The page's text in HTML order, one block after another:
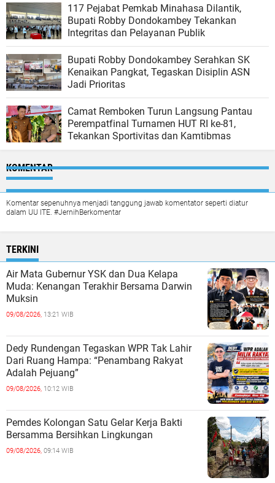
117 Pejabat Pemkab Minahasa Dilantik,
Bupati Robby Dondokambey Tekankan
Integritas dan Pelayanan Publik
Bupati Robby Dondokambey Serahkan SK
Kenaikan Pangkat, Tegaskan Disiplin ASN
Jadi Prioritas
Camat Remboken Turun Langsung Pantau
Perempatfinal Turnamen HUT RI ke-81,
Tekankan Sportivitas dan Kamtibmas
KOMENTAR
Komentar sepenuhnya menjadi tanggung jawab komentator seperti diatur
dalam UU ITE. #JernihBerkomentar
TERKINI
Air Mata Gubernur YSK dan Dua Kelapa
Muda: Kenangan Terakhir Bersama Darwin
Muksin
09/08/2026, 13:21 WIB
Dedy Rundengan Tegaskan WPR Tak Lahir
Dari Ruang Hampa: “Penambang Rakyat
Adalah Pejuang”
09/08/2026, 10:12 WIB
Pemdes Kolongan Satu Gelar Kerja Bakti
Bersamma Bersihkan Lingkungan
09/08/2026, 09:14 WIB